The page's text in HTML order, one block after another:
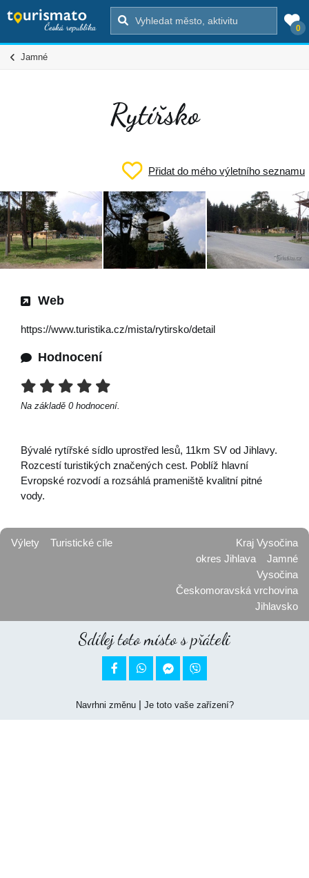
0
Jamné
Rytířsko
Přidat do mého výletního seznamu
Web
https://www.turistika.cz/mista/rytirsko/detail
Hodnocení
Na základě 0 hodnocení.
Bývalé rytířské sídlo uprostřed lesů, 11km SV od Jihlavy.
Rozcestí turistikých značených cest. Poblíž hlavní
Evropské rozvodí a rozsáhlá prameniště kvalitní pitné
vody.
Výlety Turistické cíle
Kraj Vysočina
okres Jihlava
Jamné
Vysočina
Českomoravská vrchovina
Jihlavsko
Sdílej toto místo s přáteli
 
Navrhni změnu| Je toto vaše zařízení?